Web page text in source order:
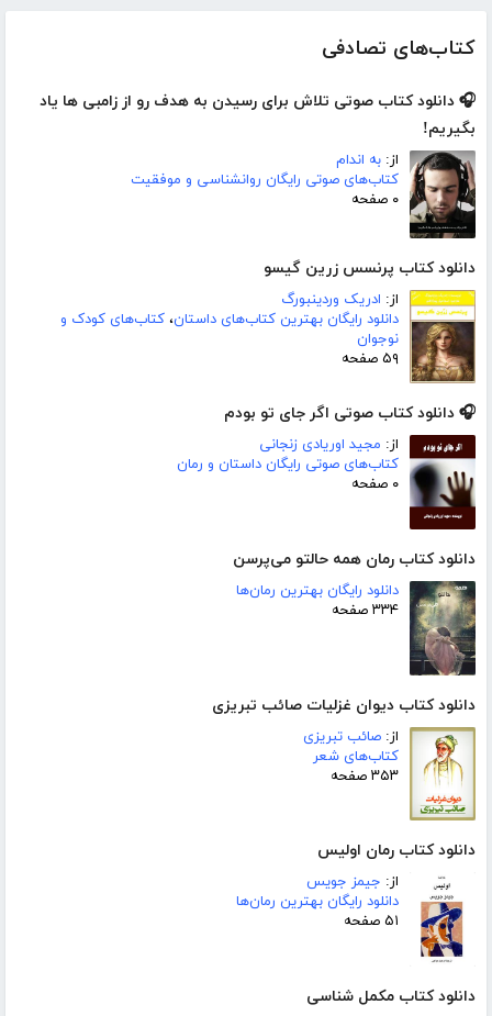
کتاب‌های تصادفی
🎧 دانلود کتاب صوتی تلاش برای رسیدن به هدف رو از زامبی ها یاد
بگیریم!
از: به اندام
کتاب‌های صوتی رایگان روانشناسی و موفقیت
۰ صفحه
دانلود کتاب پرنسس زرین گیسو
از: ادریک وردینبورگ
دانلود رایگان بهترین کتاب‌های داستان، کتاب‌های کودک و
نوجوان
۵۹ صفحه
🎧 دانلود کتاب صوتی اگر جای تو بودم
از: مجید اوریادی زنجانی
کتاب‌های صوتی رایگان داستان و رمان
۰ صفحه
دانلود کتاب رمان همه حالتو می‌پرسن
دانلود رایگان بهترین رمان‌ها
۳۳۴ صفحه
دانلود کتاب دیوان غزلیات صائب تبریزی
از: صائب تبریزی
کتاب‌های شعر
۳۵۳ صفحه
دانلود کتاب رمان اولیس
از: جیمز جویس
دانلود رایگان بهترین رمان‌ها
۵۱ صفحه
دانلود کتاب مکمل شناسی